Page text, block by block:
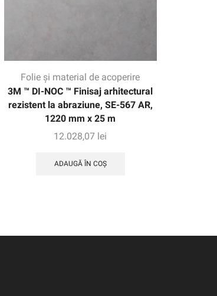
Folie și material de acoperire
3M ™ DI-NOC ™ Finisaj arhitectural
rezistent la abraziune, SE-567 AR,
1220 mm x 25 m
12.028,07 lei
ADAUGĂ ÎN COȘ